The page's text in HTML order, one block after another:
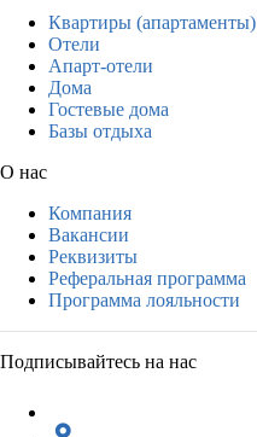
Квартиры (апартаменты)
Отели
Апарт-отели
Дома
Гостевые дома
Базы отдыха
О нас
Компания
Вакансии
Реквизиты
Реферальная программа
Программа лояльности
Подписывайтесь на нас